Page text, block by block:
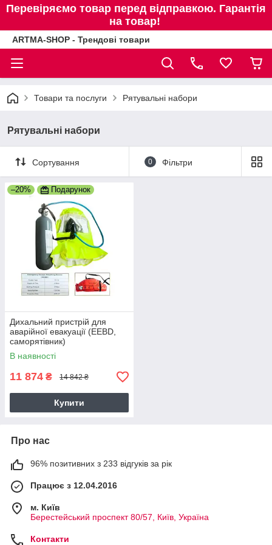
Перевіряємо товар перед відправкою. Гарантія
на товар!
ARTMA-SHOP - Трендові товари
Товари та послуги Рятувальні набори
Рятувальні набори
Сортування 0 Фільтри
–20% Подарунок
Дихальний пристрій для
аварійної евакуації (EEBD,
саморятівник)
В наявності
11 874 ₴ 14 842 ₴
Купити
Про нас
96% позитивних з 233 відгуків за рік
Працює з 12.04.2016
м. Київ
Берестейський проспект 80/57, Київ, Україна
Контакти